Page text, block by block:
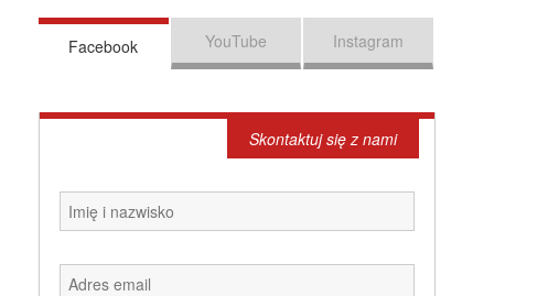
Facebook YouTube Instagram
Skontaktuj się z nami